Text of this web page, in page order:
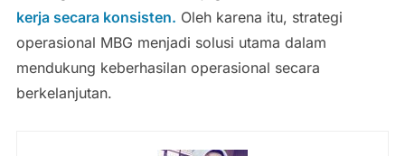
kerja secara konsisten. Oleh karena itu, strategi
operasional MBG menjadi solusi utama dalam
mendukung keberhasilan operasional secara
berkelanjutan.